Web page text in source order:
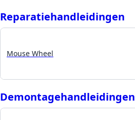
Reparatiehandleidingen
Mouse Wheel
Demontagehandleidingen